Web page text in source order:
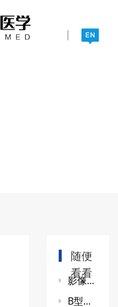
|
随便
看看
影像型超声诊断设备新技术注册技术审查指导原则（2015年第33号）
B型超声诊断设备（第二类） 产品注册技术审查指导原则